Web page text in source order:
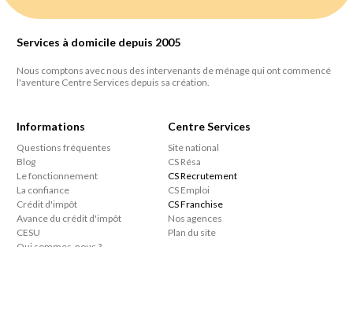
Services à domicile depuis 2005
Nous comptons avec nous des intervenants de ménage qui ont commencé
l'aventure Centre Services depuis sa création.
Informations
Questions fréquentes
Blog
Le fonctionnement
La confiance
Crédit d'impôt
Avance du crédit d'impôt
CESU
Qui sommes-nous ?
Centre Services
Site national
CS Résa
CS Recrutement
CS Emploi
CS Franchise
Nos agences
Plan du site